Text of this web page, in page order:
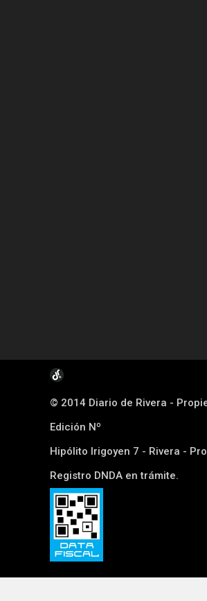
© 2014 Diario de Rivera -
Edición Nº
Hipólito Irigoyen 7 - Rivera -
Registro DNDA en trámite.